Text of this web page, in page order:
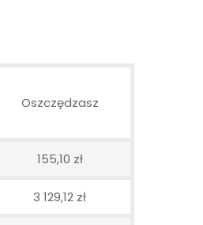
Oszczędzasz
155,10 zł
3 129,12 zł